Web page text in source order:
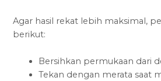
Agar hasil rekat lebih maksimal,
berikut:
Bersihkan permukaan dari
Tekan dengan merata saat